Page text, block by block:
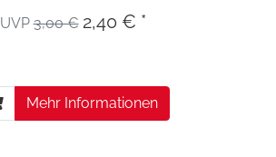
UVP3,00 € 2,40 € *
Mehr Informationen